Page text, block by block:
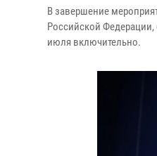
В завершение
Российской Федерации,
июля включительно.